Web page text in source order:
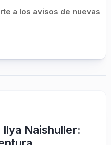
a los avisos de nuevas
Naishuller: